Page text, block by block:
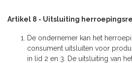
Artikel 8 - Uitsluiting
De ondernemer kan het
consument uitsluiten voor
in lid 2 en 3. De uitsluiting van